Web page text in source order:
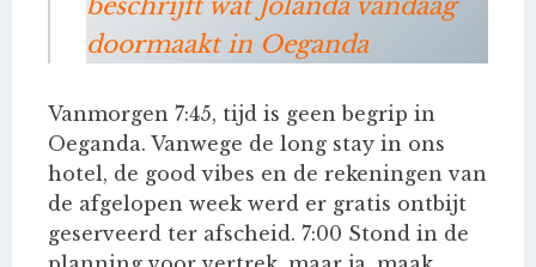
doormaakt in Oeganda
Vanmorgen 7:45, tijd is geen begrip in
Oeganda. Vanwege de long stay in ons
hotel, de good vibes en de rekeningen van
de afgelopen week werd er gratis ontbijt
geserveerd ter afscheid. 7:00 Stond in de